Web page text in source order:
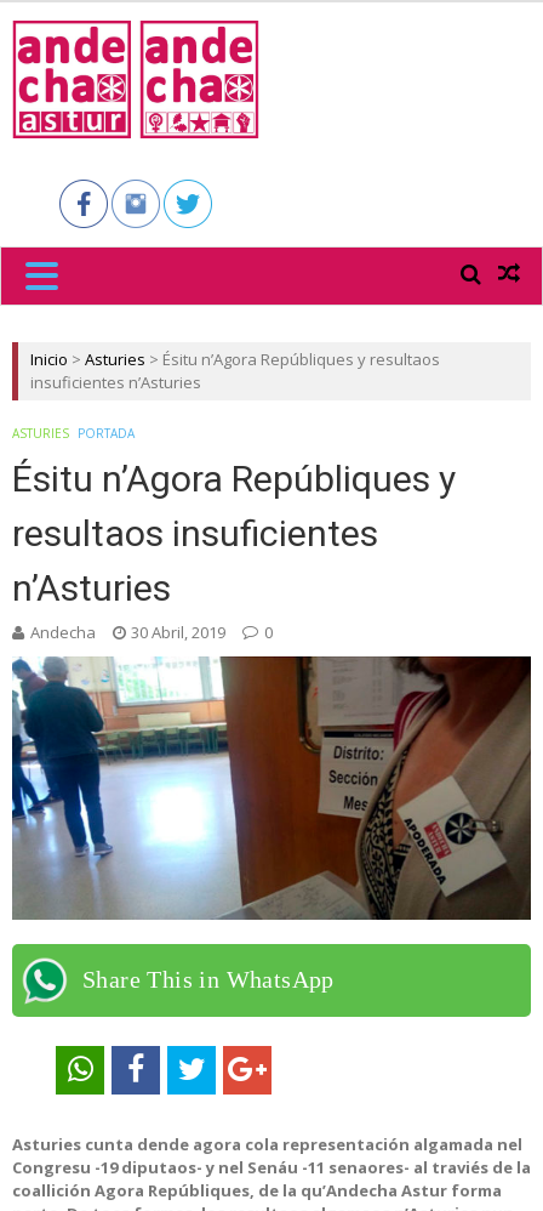
ASTUR
Inicio > Asturies > Ésitu n’Agora Repúbliques y resultaos
insuficientes n’Asturies
ASTURIES PORTADA
Ésitu n’Agora Repúbliques y
resultaos insuficientes
n’Asturies
Andecha 30 Abril, 2019 0
Share This in WhatsApp
Asturies cunta dende agora cola representación algamada nel
Congresu -19 diputaos- y nel Senáu -11 senaores- al traviés de la
coallición Agora Repúbliques, de la qu’Andecha Astur forma